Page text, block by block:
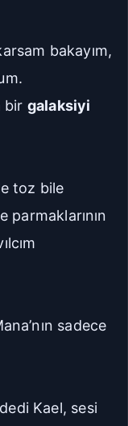
bakayım,
bir galaksiyi
toz bile
parmaklarının
sadece
Kael, sesi